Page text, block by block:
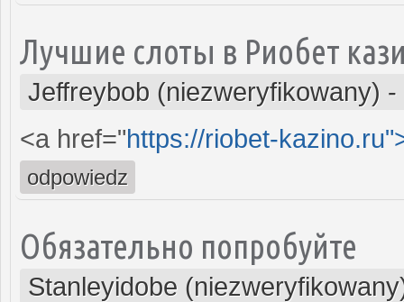
Лучшие слоты в Риобет
Jeffreybob (niezweryfikowany) -
<a href="https://riobet-
odpowiedz
Обязательно попробуйте
Stanleyidobe